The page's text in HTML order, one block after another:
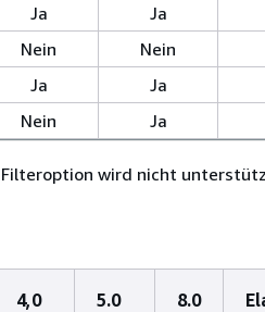
Ja Ja
Nein Nein
Ja Ja
Nein Ja
Filteroption wird nicht
4,0 5.0 8.0